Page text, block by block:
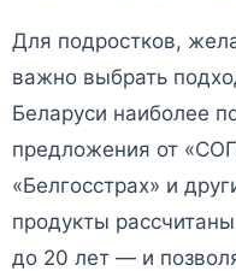
Для подростков,
важно выбрать
Беларуси наиболее
предложения от
«Белгосстрах» и
продукты
до 20 лет — и